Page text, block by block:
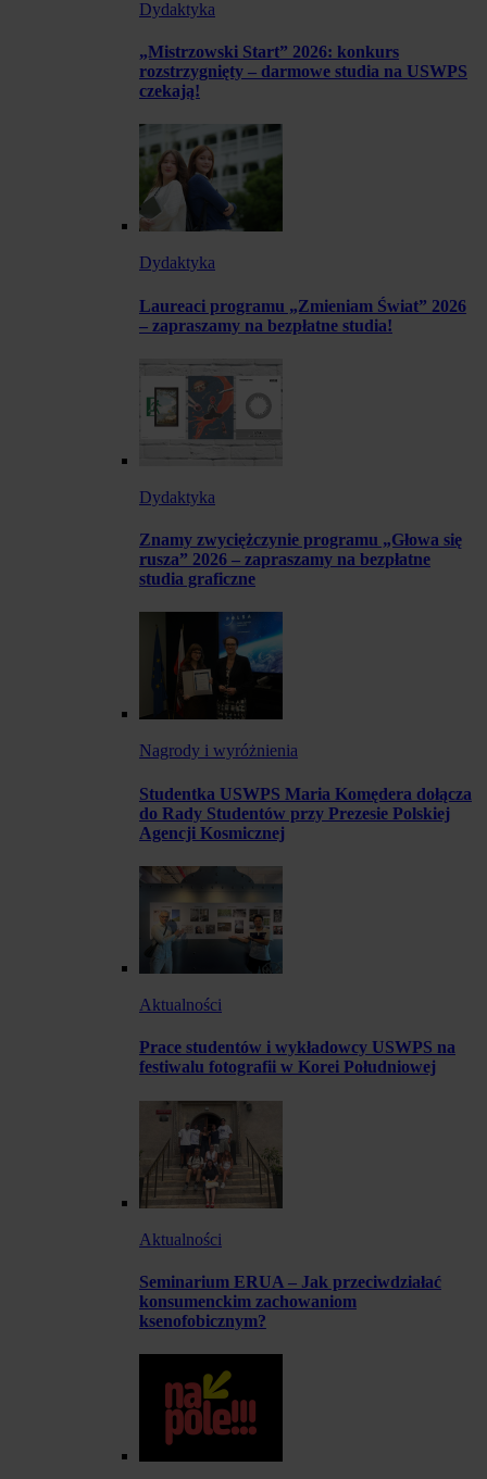
Dydaktyka
„Mistrzowski Start” 2026: konkurs
rozstrzygnięty – darmowe studia na USWPS
czekają!
Dydaktyka
Laureaci programu „Zmieniam Świat” 2026
– zapraszamy na bezpłatne studia!
Dydaktyka
Znamy zwyciężczynie programu „Głowa się
rusza” 2026 – zapraszamy na bezpłatne
studia graficzne
Nagrody i wyróżnienia
Studentka USWPS Maria Komędera dołącza
do Rady Studentów przy Prezesie Polskiej
Agencji Kosmicznej
Aktualności
Prace studentów i wykładowcy USWPS na
festiwalu fotografii w Korei Południowej
Aktualności
Seminarium ERUA – Jak przeciwdziałać
konsumenckim zachowaniom
ksenofobicznym?